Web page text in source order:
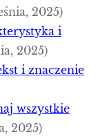
2025)
i
2025)
i znaczenie
wszystkie
2025)